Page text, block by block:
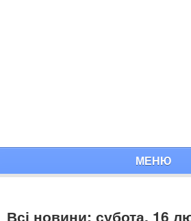
МЕНЮ
Всі новини: субота, 16